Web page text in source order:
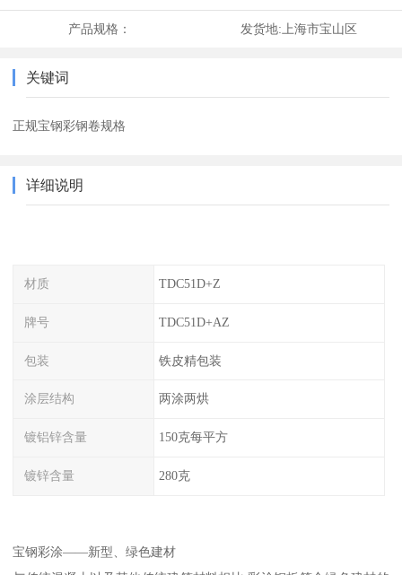
产品规格： 发货地: 上海市宝山区
关键词
正规宝钢彩钢卷规格
详细说明
材质 TDC51D+Z
牌号 TDC51D+AZ
包装 铁皮精包装
涂层结构 两涂两烘
镀铝锌含量 150克每平方
镀锌含量 280克
宝钢彩涂——新型、绿色建材